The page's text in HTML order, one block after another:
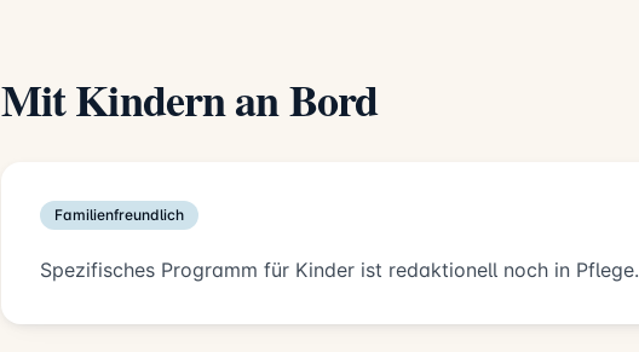
Mit Kindern an Bord
Familienfreundlich
Spezifisches Programm für Kinder ist redaktionell noch in Pflege.